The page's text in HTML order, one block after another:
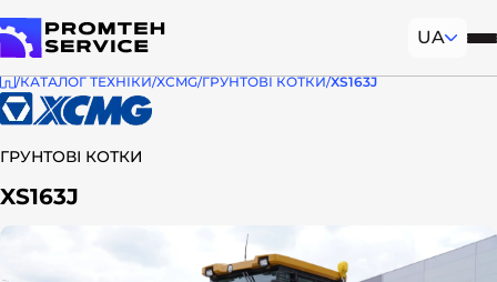
UA
КАТАЛОГ ТЕХНІКИ XCMG ГРУНТОВІ КОТКИ XS163J
ГРУНТОВІ КОТКИ
XS163J